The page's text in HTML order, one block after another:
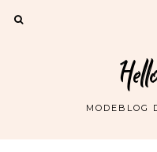
MODEBLOG